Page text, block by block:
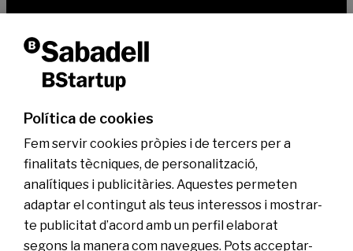
Portfolio BStartup10
Solucions bancàries
Hub BStartup Madrid
Inversió
En què invertim
BStartup Health
BStartup Green
Portfolio
BStartup Insights
Agenda
Política de cookies
Fem servir cookies pròpies i de tercers per a
finalitats tècniques, de personalització,
analítiques i publicitàries. Aquestes permeten
adaptar el contingut als teus interessos i mostrar-
te publicitat d’acord amb un perfil elaborat
segons la manera com navegues. Pots acceptar-